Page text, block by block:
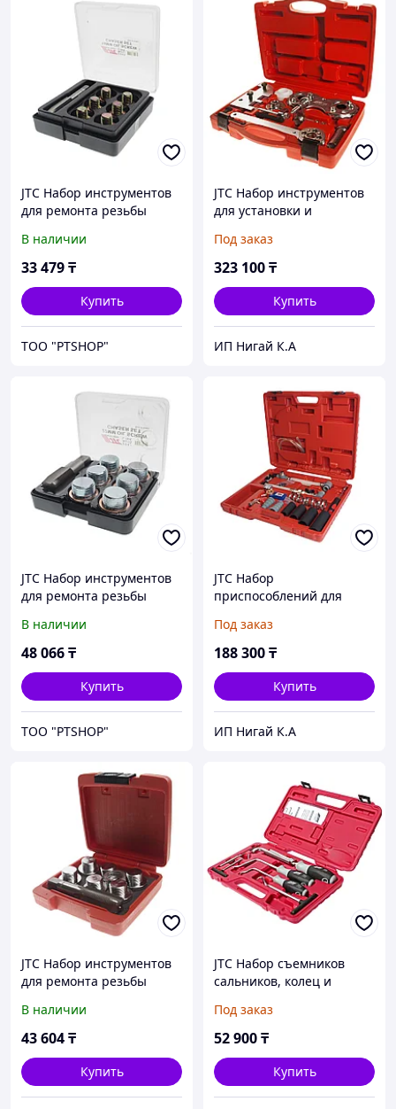
JTC Набор инструментов
для ремонта резьбы
14мм в боксе JTC
В наличии
33 479₸
Купить
ТОО "PTSHOP"
JTC Набор инструментов
для установки и
(VOLVO B4204 8-ми ст.
КПП) JTC
Под заказ
323 100₸
Купить
ИП Нигай К.А
JTC Набор инструментов
для ремонта резьбы
22мм в боксе JTC
В наличии
48 066₸
Купить
ТОО "PTSHOP"
JTC Набор
приспособлений для
охлаждения JTC
Под заказ
188 300₸
Купить
ИП Нигай К.А
JTC Набор инструментов
для ремонта резьбы
24мм в боксе JTC
В наличии
43 604₸
Купить
JTC Набор съемников
сальников, колец и
кейсе JTC
Под заказ
52 900₸
Купить